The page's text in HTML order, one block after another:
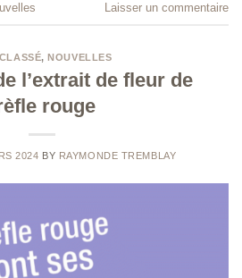
Laisser un commentaire
,NOUVELLES
l’extrait de fleur de
rouge
2024 BY RAYMONDE TREMBLAY